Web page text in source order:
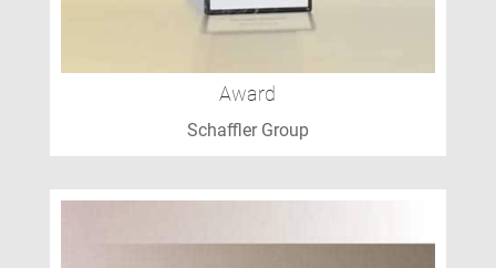
Award
Schaffler Group